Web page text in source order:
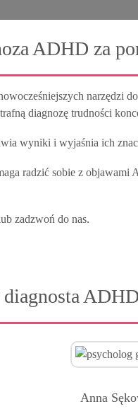
ADHD za
narzędzi
diagnozę trudności
wyniki i wyjaśnia ich
radzić sobie z
zadzwoń do nas.
Anna